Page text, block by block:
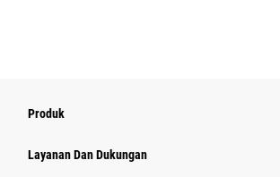
Produk
Layanan Dan Dukungan